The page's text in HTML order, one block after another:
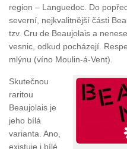
region – Languedoc. Do
severní, nejkvalitnější části
tzv. Cru de Beaujolais a
vesnic, odkud pocházejí.
mlýnu (víno Moulin-á-Vent).
Skutečnou
raritou
Beaujolais je
jeho bílá
varianta. Ano,
existuje i bílé